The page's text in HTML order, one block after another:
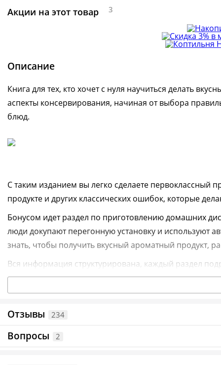
Акции на этот товар 3
Описание
Книга для тех, кто хочет с нуля научиться делать
аспекты консервирования, начиная от выбора
блюд.
С таким изданием вы легко сделаете первоклассный
продукте и других классических ошибок, которые
Бонусом идет раздел по приготовлению домашних
люди докупают перегонную установку и используют
знать, чтобы получить вкусный ароматный продукт,
Вся информация структурирована, каждый раздел
помощником легко и приятно.
Год издания, г – 2024
Тип книги — печатная книга
Отзывы 234
Вопросы 2